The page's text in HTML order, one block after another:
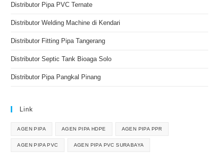
Distributor Pipa PVC Ternate
Distributor Welding Machine di Kendari
Distributor Fitting Pipa Tangerang
Distributor Septic Tank Bioaga Solo
Distributor Pipa Pangkal Pinang
Link
AGEN PIPA AGEN PIPA HDPE AGEN PIPA PPR
AGEN PIPA PVC AGEN PIPA PVC SURABAYA